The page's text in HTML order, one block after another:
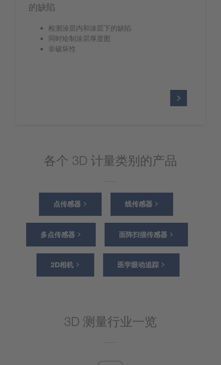
的缺陷
检测涂层内和涂层下的缺陷
同时绘制涂层厚度图
非破坏性
各个 3D 计量类别的产品
点传感器 线传感器
多点传感器 面阵扫描传感器
2D相机 医学眼动追踪
3D 测量行业一览